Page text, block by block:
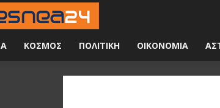
24
ώρες
ΚΟΣΜΟΣ ΠΟΛΙΤΙΚΗ ΟΙΚΟΝΟΜΙΑ